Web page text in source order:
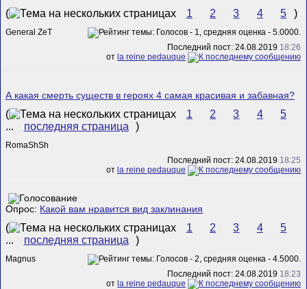
( 1 2 3 4 5 )
General ZeT
Последний пост: 24.08.2019 18:26
от la reine pedauque
А какая смерть существ в героях 4 самая красивая и забавная?
( 1 2 3 4
5
...
последняя страница )
RomaShSh
Последний пост: 24.08.2019 18:25
от la reine pedauque
Опрос: Какой вам нравится вид заклинания
( 1 2 3 4
5
...
последняя страница )
Magnus
Последний пост: 24.08.2019 18:23
от la reine pedauque